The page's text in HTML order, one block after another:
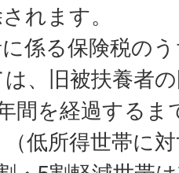
れます。
に係る保険税の
、旧被扶養者
間を経過するま
低所得世帯に